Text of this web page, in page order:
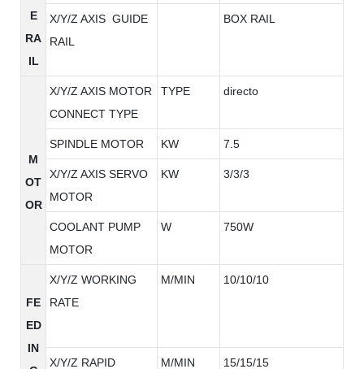
E
RA
IL
X/Y/Z AXIS GUIDE
RAIL
BOX RAIL
M
OT
OR
X/Y/Z AXIS MOTOR
CONNECT TYPE
TYPE directo
SPINDLE MOTOR KW 7.5
X/Y/Z AXIS SERVO
MOTOR
KW 3/3/3
COOLANT PUMP
MOTOR
W 750W
FE
ED
IN
X/Y/Z WORKING
RATE
M/MIN 10/10/10
X/Y/Z RAPID M/MIN 15/15/15